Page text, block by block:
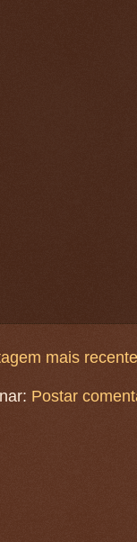
mais recente
Postar